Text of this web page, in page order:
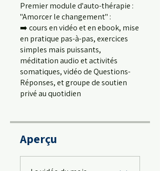
Premier module d'auto-thérapie :
"Amorcer le changement" :
➡️ cours en vidéo et en ebook, mise
en pratique pas-à-pas, exercices
simples mais puissants,
méditation audio et activités
somatiques, vidéo de Questions-
Réponses, et groupe de soutien
privé au quotidien
Aperçu